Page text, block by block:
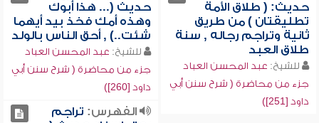
حديث: ( طلاق الأمة
تطليقتان ) من طريق
ثانية وتراجم رجاله , سنة
طلاق العبد
للشيخ: عبد المحسن العباد
جزء من محاضرة ( شرح سنن أبي
داود [251])
حديث (... هذا أبوك
وهذه أمك فخذ بيد أيهما
شئت..) , أحق الناس بالولد
للشيخ: عبد المحسن العباد
جزء من محاضرة ( شرح سنن أبي
داود [260])
الفهرس: تراجم